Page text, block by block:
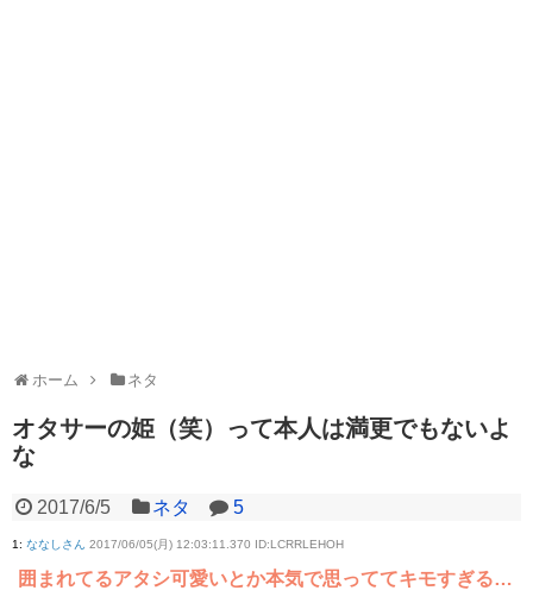
ホーム ネタ
オタサーの姫（笑）って本人は満更でもないよ
な
2017/6/5 ネタ 5
1: ななしさん 2017/06/05(月) 12:03:11.370 ID:LCRRLEHOH
囲まれてるアタシ可愛いとか本気で思っててキモすぎる…